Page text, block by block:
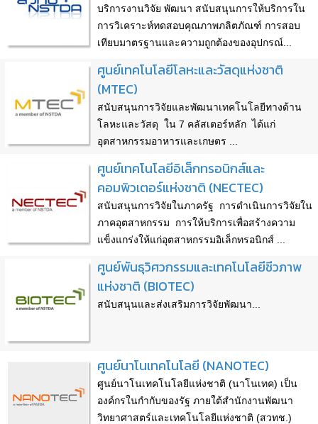
บริการงานวิจัย พัฒนา สนับสนุนการให้บริการใน
การวิเคราะห์ทดสอบคุณภาพภลิตภัณฑ์ การสอบ
เทียบมาตรฐานและความถูกต้องของอุปกรณ์...
ศูนย์เทคโนโลยีโลหะและวัสดุแห่งชาติ
(MTEC)
สนับสนุนการวิจัยและพัฒนาเทคโนโลยีทางด้าน
โลหะและวัสดุ ใน 7 คลัสเตอร์หลัก ได้แก่
อุตสาหกรรมอาหารและเกษตร ...
ศูนย์เทคโนโลยีอิเล็กทรอนิกส์และ
คอมพิวเตอร์แห่งชาติ (NECTEC)
สนับสนุนการวิจัยในภาครัฐ การดำเนินการวิจัยใน
ภาคอุตสาหกรรม การให้บริการเพื่อสร้างความ
แข็งแกร่งให้แก่อุตสาหกรรมอิเล็กทรอนิกส์ ...
ศูนย์พันธุวิศวกรรมและเทคโนโลยีชีวภาพ
แห่งชาติ (BIOTEC)
สนับสนุนและส่งเสริมการวิจัยพัฒนา...
ศูนย์นาโนเทคโนโลยี (NANOTEC)
ศูนย์นาโนเทคโนโลยีแห่งชาติ (นาโนเทค) เป็น
องค์กรในกำกับของรัฐ ภายใต้สำนักงานพัฒนา
วิทยาศาสตร์และเทคโนโลยีแห่งชาติ (สวทช.)